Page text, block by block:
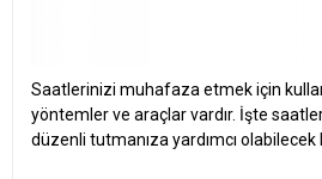
Saatlerinizi muhafaza etmek için
yöntemler ve araçlar vardır. İşte
düzenli tutmanıza yardımcı olabilecek